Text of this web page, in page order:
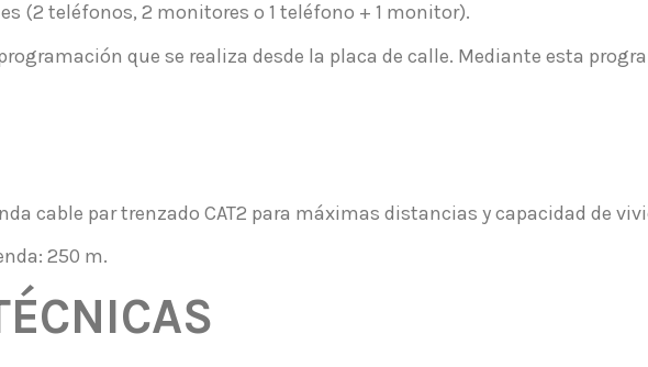
(2 teléfonos, 2 monitores o 1 teléfono + 1 monitor).
que se realiza desde la placa de calle. Mediante esta
cable par trenzado CAT2 para máximas distancias y capacidad de
250 m.